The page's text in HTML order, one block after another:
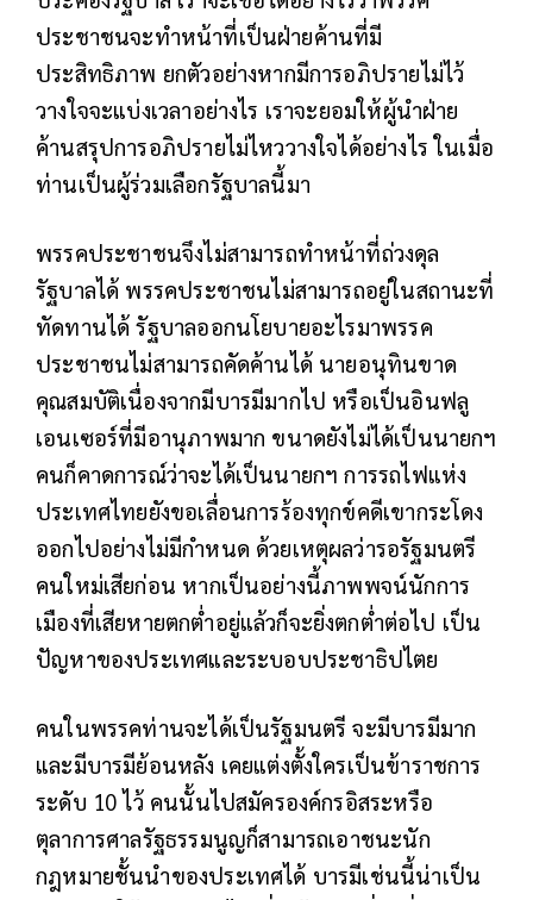
ประชาชนจะทำหน้าที่เป็นฝ่ายค้านที่มี
ประสิทธิภาพ ยกตัวอย่างหากมีการอภิปรายไม่ไว้
วางใจจะแบ่งเวลาอย่างไร เราจะยอมให้ผู้นำฝ่าย
ค้านสรุปการอภิปรายไม่ไหววางใจได้อย่างไร ในเมื่อ
ท่านเป็นผู้ร่วมเลือกรัฐบาลนี้มา
พรรคประชาชนจึงไม่สามารถทำหน้าที่ถ่วงดุล
รัฐบาลได้ พรรคประชาชนไม่สามารถอยู่ในสถานะที่
ทัดทานได้ รัฐบาลออกนโยบายอะไรมาพรรค
ประชาชนไม่สามารถคัดค้านได้ นายอนุทินขาด
คุณสมบัติเนื่องจากมีบารมีมากไป หรือเป็นอินฟลู
เอนเซอร์ที่มีอานุภาพมาก ขนาดยังไม่ได้เป็นนายกฯ
คนก็คาดการณ์ว่าจะได้เป็นนายกฯ การรถไฟแห่ง
ประเทศไทยยังขอเลื่อนการร้องทุกข์คดีเขากระโดง
ออกไปอย่างไม่มีกำหนด ด้วยเหตุผลว่ารอรัฐมนตรี
คนใหม่เสียก่อน หากเป็นอย่างนี้ภาพพจน์นักการ
เมืองที่เสียหายตกต่ำอยู่แล้วก็จะยิ่งตกต่ำต่อไป เป็น
ปัญหาของประเทศและระบอบประชาธิปไตย
คนในพรรคท่านจะได้เป็นรัฐมนตรี จะมีบารมีมาก
และมีบารมีย้อนหลัง เคยแต่งตั้งใครเป็นข้าราชการ
ระดับ 10 ไว้ คนนั้นไปสมัครองค์กรอิสระหรือ
ตุลาการศาลรัฐธรรมนูญก็สามารถเอาชนะนัก
กฎหมายชั้นนำของประเทศได้ บารมีเช่นนี้น่าเป็น